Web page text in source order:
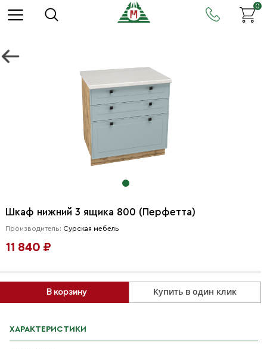
0
Шкаф нижний 3 ящика 800 (Перфетта)
Производитель: Сурская мебель
11 840 ₽
В корзину Купить в один клик
ХАРАКТЕРИСТИКИ